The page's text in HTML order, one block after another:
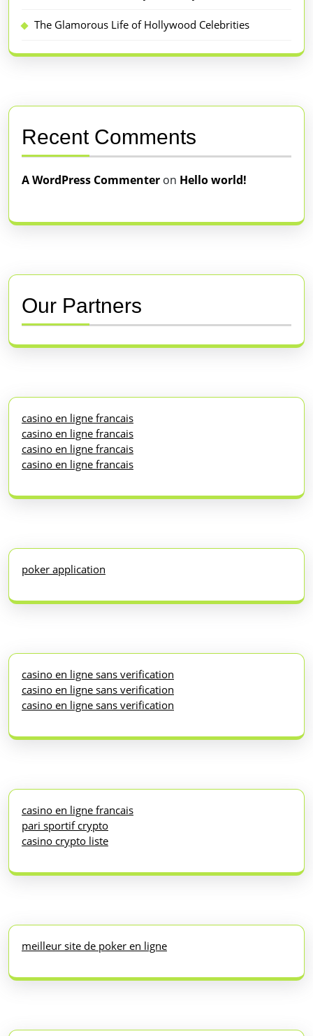
The Glamorous Life of Hollywood Celebrities
Recent Comments
A WordPress Commenter on Hello world!
Our Partners
casino en ligne francais
casino en ligne francais
casino en ligne francais
casino en ligne francais
poker application
casino en ligne sans verification
casino en ligne sans verification
casino en ligne sans verification
casino en ligne francais
pari sportif crypto
casino crypto liste
meilleur site de poker en ligne